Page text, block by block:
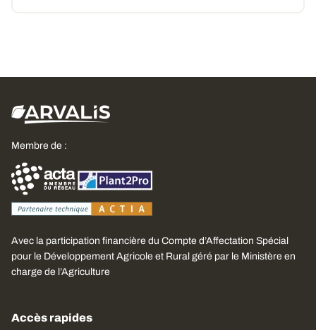
Membre de :
Avec la participation financière du Compte d’Affectation Spécial
pour le Développement Agricole et Rural géré par le Ministère en
charge de l’Agriculture
Accès rapides